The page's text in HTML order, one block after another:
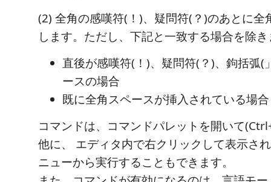
(2) 全角の感嘆符(！)、疑問符(？)のあとに全
します。ただし、下記と一致する場合を除
直後が感嘆符(！)、疑問符(？)、鉤括弧(
ースの場合
既に全角スペースが挿入されている場合
コマンドは、コマンドパレットを開いて
他に、 エディタ内で右クリックして表示さ
ニューから実行することもできます。